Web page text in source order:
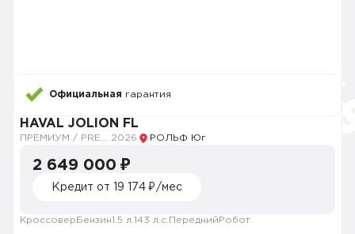
Официальная гарантия
HAVAL JOLION FL
2026 РОЛЬФ Юг
2 649 000 ₽
Кредит от 19 174 ₽/мес
Кроссовер Бензин1.5 л. 143 л.с. Передний Робот